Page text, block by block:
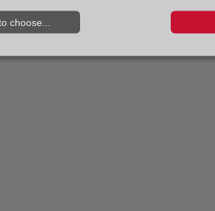
choose...